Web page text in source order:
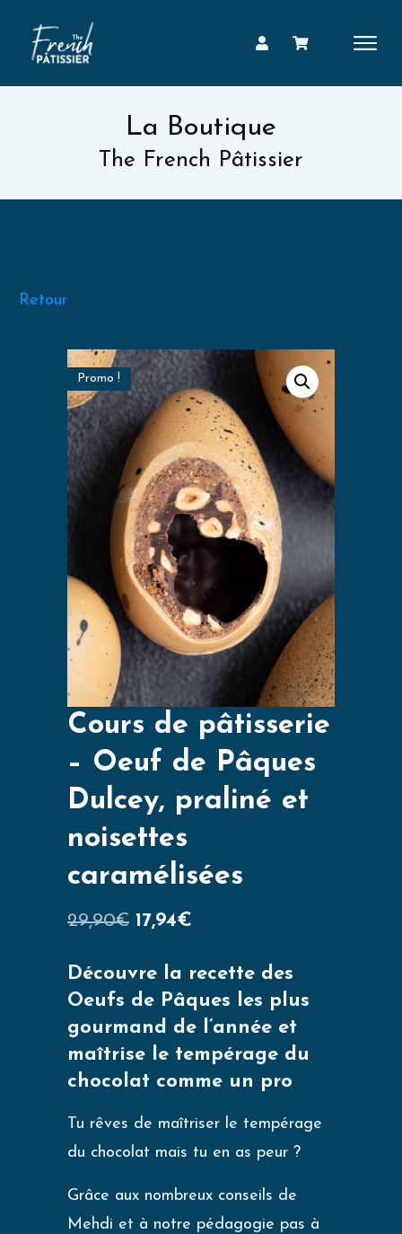
La Boutique
The French Pâtissier
Retour
Promo !
Cours de pâtisserie
– Oeuf de Pâques
Dulcey, praliné et
noisettes
caramélisées
29,90€ 17,94€
Découvre la recette des
Oeufs de Pâques les plus
gourmand de l’année et
maîtrise le tempérage du
chocolat comme un pro
Tu rêves de maîtriser le tempérage
du chocolat mais tu en as peur ?
Grâce aux nombreux conseils de
Mehdi et à notre pédagogie pas à